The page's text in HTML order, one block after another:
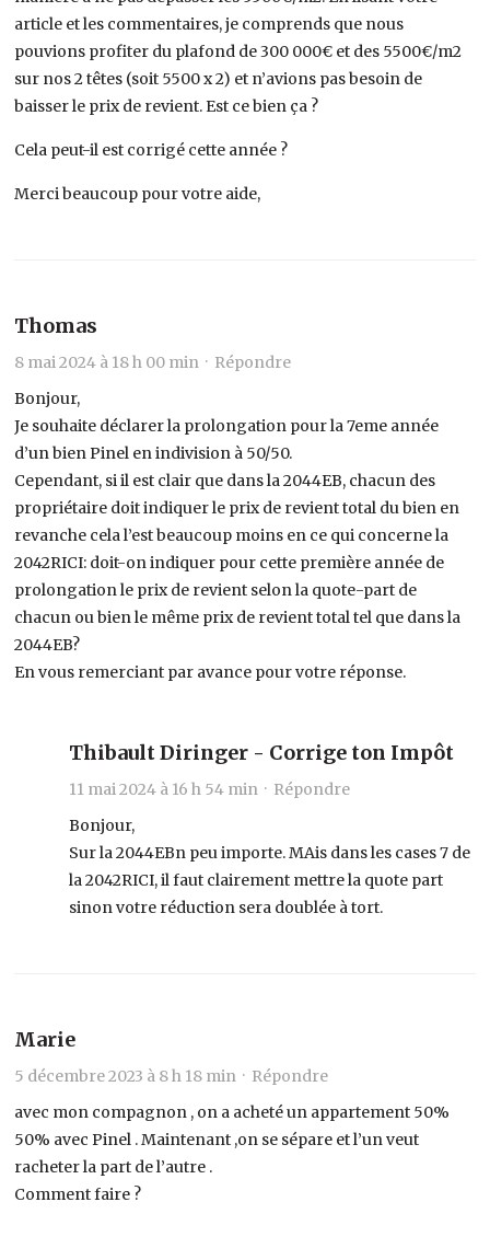
article et les commentaires, je comprends que nous
pouvions profiter du plafond de 300 000€ et des 5500€/m2
sur nos 2 têtes (soit 5500 x 2) et n’avions pas besoin de
baisser le prix de revient. Est ce bien ça ?
Cela peut-il est corrigé cette année ?
Merci beaucoup pour votre aide,
Thomas
8 mai 2024 à 18 h 00 min · Répondre
Bonjour,
Je souhaite déclarer la prolongation pour la 7eme année
d’un bien Pinel en indivision à 50/50.
Cependant, si il est clair que dans la 2044EB, chacun des
propriétaire doit indiquer le prix de revient total du bien en
revanche cela l’est beaucoup moins en ce qui concerne la
2042RICI: doit-on indiquer pour cette première année de
prolongation le prix de revient selon la quote-part de
chacun ou bien le même prix de revient total tel que dans la
2044EB?
En vous remerciant par avance pour votre réponse.
Thibault Diringer - Corrige ton Impôt
11 mai 2024 à 16 h 54 min · Répondre
Bonjour,
Sur la 2044EBn peu importe. MAis dans les cases 7 de
la 2042RICI, il faut clairement mettre la quote part
sinon votre réduction sera doublée à tort.
Marie
5 décembre 2023 à 8 h 18 min · Répondre
avec mon compagnon , on a acheté un appartement 50%
50% avec Pinel . Maintenant ,on se sépare et l’un veut
racheter la part de l’autre .
Comment faire ?